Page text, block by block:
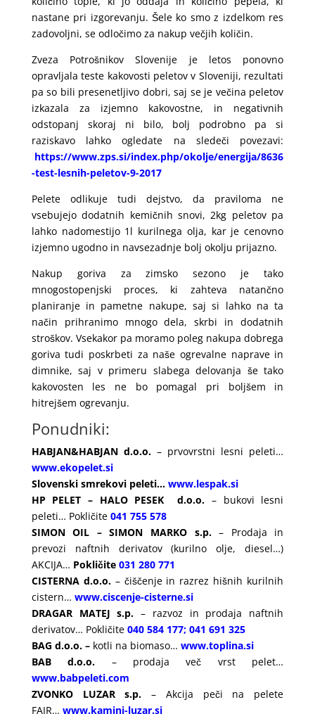
nastane pri izgorevanju. Šele ko smo z izdelkom res
zadovoljni, se odločimo za nakup večjih količin.
Zveza Potrošnikov Slovenije je letos ponovno
opravljala teste kakovosti peletov v Sloveniji, rezultati
pa so bili presenetljivo dobri, saj se je večina peletov
izkazala za izjemno kakovostne, in negativnih
odstopanj skoraj ni bilo, bolj podrobno pa si
raziskavo lahko ogledate na sledeči povezavi:
https://www.zps.si/index.php/okolje/energija/8636
-test-lesnih-peletov-9-2017
Pelete odlikuje tudi dejstvo, da praviloma ne
vsebujejo dodatnih kemičnih snovi, 2kg peletov pa
lahko nadomestijo 1l kurilnega olja, kar je cenovno
izjemno ugodno in navsezadnje bolj okolju prijazno.
Nakup goriva za zimsko sezono je tako
mnogostopenjski proces, ki zahteva natančno
planiranje in pametne nakupe, saj si lahko na ta
način prihranimo mnogo dela, skrbi in dodatnih
stroškov. Vsekakor pa moramo poleg nakupa dobrega
goriva tudi poskrbeti za naše ogrevalne naprave in
dimnike, saj v primeru slabega delovanja še tako
kakovosten les ne bo pomagal pri boljšem in
hitrejšem ogrevanju.
Ponudniki:
HABJAN&HABJAN d.o.o.– prvovrstni lesni peleti…
www.ekopelet.si
Slovenski smrekovi peleti… www.lespak.si
HP PELET – HALO PESEK d.o.o. – bukovi lesni
peleti… Pokličite 041 755 578
SIMON OIL – SIMON MARKO s.p. – Prodaja in
prevozi naftnih derivatov (kurilno olje, diesel…)
AKCIJA… Pokličite 031 280 771
CISTERNA d.o.o.– čiščenje in razrez hišnih kurilnih
cistern… www.ciscenje-cisterne.si
DRAGAR MATEJ s.p. – razvoz in prodaja naftnih
derivatov… Pokličite 040 584 177; 041 691 325
BAG d.o.o. –kotli na biomaso… www.toplina.si
BAB d.o.o. – prodaja več vrst pelet…
www.babpeleti.com
ZVONKO LUZAR s.p. – Akcija peči na pelete
FAIR… www.kamini-luzar.si